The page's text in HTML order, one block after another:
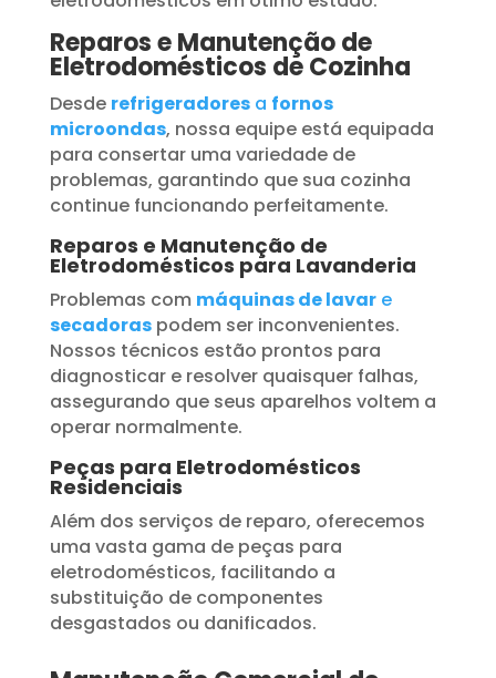
Reparos e Manutenção de
Eletrodomésticos de Cozinha
Desde refrigeradoresa fornos
microondas, nossa equipe está equipada
para consertar uma variedade de
problemas, garantindo que sua cozinha
continue funcionando perfeitamente.
Reparos e Manutenção de
Eletrodomésticos para Lavanderia
Problemas com máquinas de lavare
secadoraspodem ser inconvenientes.
Nossos técnicos estão prontos para
diagnosticar e resolver quaisquer falhas,
assegurando que seus aparelhos voltem a
operar normalmente.
Peças para Eletrodomésticos
Residenciais
Além dos serviços de reparo, oferecemos
uma vasta gama de peças para
eletrodomésticos, facilitando a
substituição de componentes
desgastados ou danificados.